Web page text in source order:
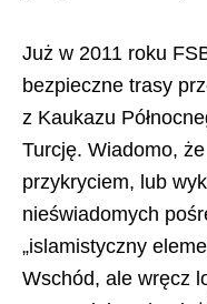
Już w 2011 roku
bezpieczne trasy
z Kaukazu
Turcję. Wiadomo,
przykryciem, lub
nieświadomych
„islamistyczny
Wschód, ale wręcz